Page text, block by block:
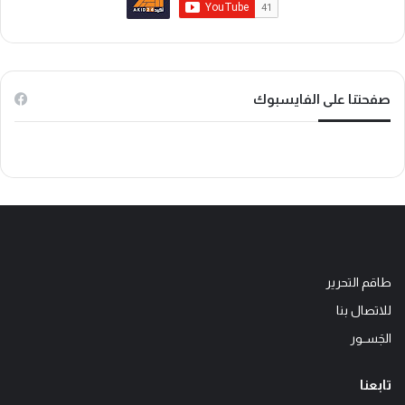
ك
ب
o
k
صفحتنا على الفايسبوك
طاقم التحرير
للاتصال بنا
الجَســور
تابعنا